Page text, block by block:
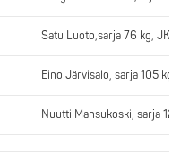
Satu Luoto,sarja 76 kg, JK
Eino Järvisalo, sarja 105 kg,
Nuutti Mansukoski, sarja